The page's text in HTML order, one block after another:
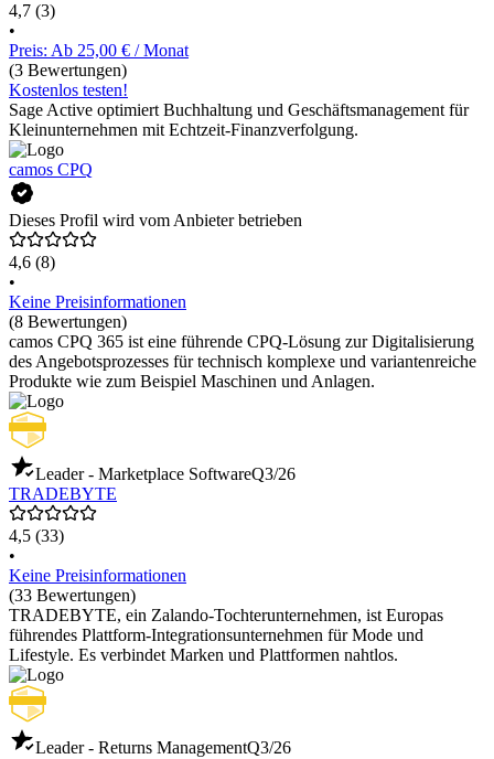
4,7 (3)
•
Preis: Ab 25,00 € / Monat
(3 Bewertungen)
Kostenlos testen!
Sage Active optimiert Buchhaltung und Geschäftsmanagement für
Kleinunternehmen mit Echtzeit-Finanzverfolgung.
camos CPQ
Dieses Profil wird vom Anbieter betrieben
4,6 (8)
•
Keine Preisinformationen
(8 Bewertungen)
camos CPQ 365 ist eine führende CPQ-Lösung zur Digitalisierung
des Angebotsprozesses für technisch komplexe und variantenreiche
Produkte wie zum Beispiel Maschinen und Anlagen.
Leader - Marketplace SoftwareQ3/26
TRADEBYTE
4,5 (33)
•
Keine Preisinformationen
(33 Bewertungen)
TRADEBYTE, ein Zalando-Tochterunternehmen, ist Europas
führendes Plattform-Integrationsunternehmen für Mode und
Lifestyle. Es verbindet Marken und Plattformen nahtlos.
Leader - Returns ManagementQ3/26